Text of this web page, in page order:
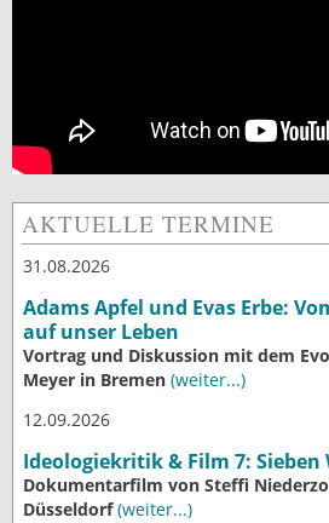
AKTUELLE TERMINE
31.08.2026
Adams Apfel und Evas Erbe:
auf unser Leben
Vortrag und Diskussion mit dem
Meyer in Bremen (weiter...)
12.09.2026
Ideologiekritik & Film 7:
Dokumentarfilm von Steffi
Düsseldorf(weiter...)